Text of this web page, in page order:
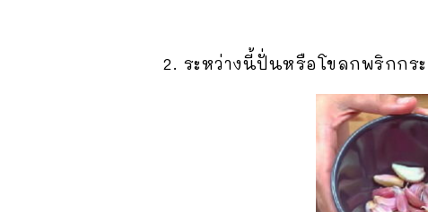
2. ระหว่างนี้ปั่นหรือโขลกพริกกร